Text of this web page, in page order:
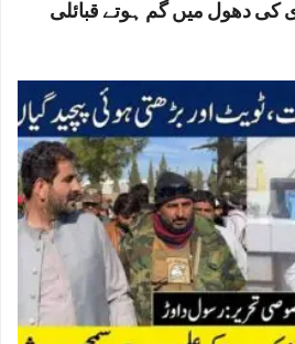
دھول میں گم ہوتے قبائلی